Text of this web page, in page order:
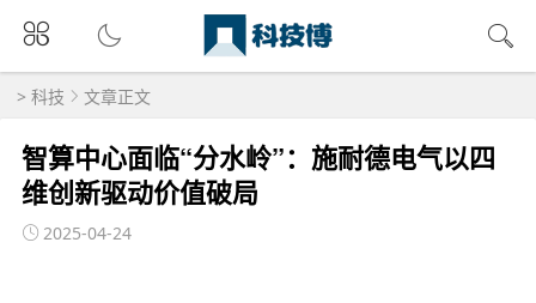
> 科技 文章正文
智算中心面临“分水岭”：施耐德电气以四
维创新驱动价值破局
2025-04-24